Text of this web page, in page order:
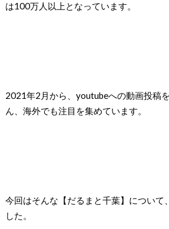
は100万人以上となっています。
2021年2月から、youtubeへの動画投稿
ん、海外でも注目を集めています。
今回はそんな【だるまと千葉】について
した。